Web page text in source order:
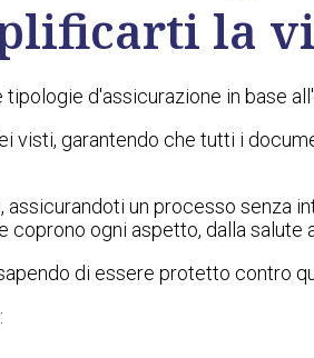
la
d'assicurazione in base
visti, garantendo che tutti i
un processo senza
ogni aspetto, dalla salute
di essere protetto contro